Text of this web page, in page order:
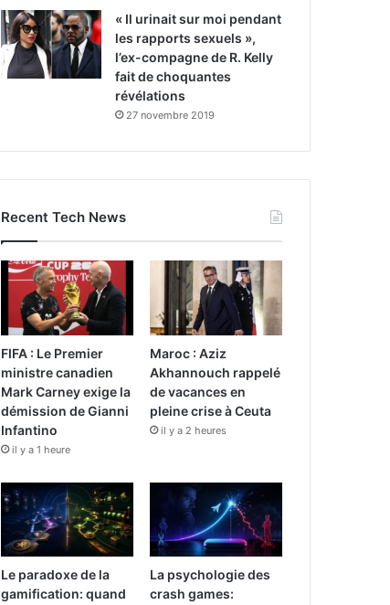
« Il urinait sur moi pendant
les rapports sexuels »,
l’ex-compagne de R. Kelly
fait de choquantes
révélations
27 novembre 2019
Recent Tech News
FIFA : Le Premier
ministre canadien
Mark Carney exige la
démission de Gianni
Infantino
il y a 1 heure
Maroc : Aziz
Akhannouch rappelé
de vacances en
pleine crise à Ceuta
il y a 2 heures
Le paradoxe de la
gamification: quand
La psychologie des
crash games: